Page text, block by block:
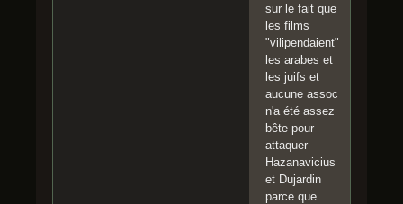
sur le fait que
les films
"vilipendaient"
les arabes et
les juifs et
aucune assoc
n'a été assez
bête pour
attaquer
Hazanavicius
et Dujardin
parce que